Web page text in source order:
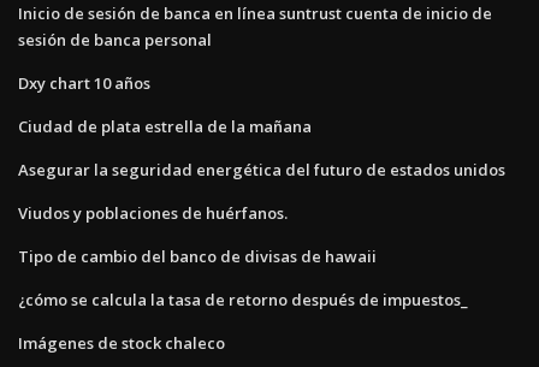
Inicio de sesión de banca en línea suntrust cuenta de inicio de
sesión de banca personal
Dxy chart 10 años
Ciudad de plata estrella de la mañana
Asegurar la seguridad energética del futuro de estados unidos
Viudos y poblaciones de huérfanos.
Tipo de cambio del banco de divisas de hawaii
¿cómo se calcula la tasa de retorno después de impuestos_
Imágenes de stock chaleco